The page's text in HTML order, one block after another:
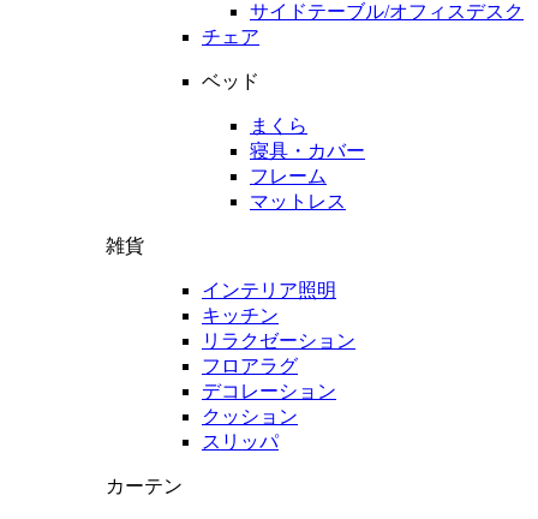
サイドテーブル/オフィスデスク
チェア
ベッド
まくら
寝具・カバー
フレーム
マットレス
雑貨
インテリア照明
キッチン
リラクゼーション
フロアラグ
デコレーション
クッション
スリッパ
カーテン